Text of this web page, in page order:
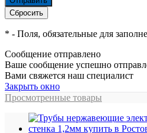
* - Поля, обязательные для
Сообщение отправлено
Ваше сообщение успешно
Вами свяжется наш специалист
Закрыть окно
Просмотренные товары